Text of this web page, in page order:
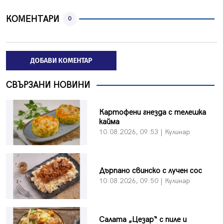
КОМЕНТАРИ 0
ДОБАВИ КОМЕНТАР
СВЪРЗАНИ НОВИНИ
Картофени гнезда с телешка
кайма
10.08.2026, 09:53 | Кулинар
Дърпано свинско с лучен сос
10.08.2026, 09:50 | Кулинар
Салата „Цезар“ с пиле и